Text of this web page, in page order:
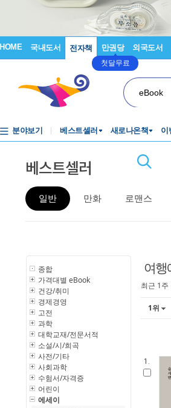
HOME 국내도서 전자책 만권당
첫달무료
외국도서
eBook
분야보기 베스트셀러 새로나온책 이
베스트셀러
일반 만화 로맨스
종합
가격대별 eBook
건강/취미
경제경영
고전
과학
대학교재/전문서적
소설/시/희곡
사전/기타
사회과학
수험서/자격증
어린이
에세이
여행
최근 1
1위
1.